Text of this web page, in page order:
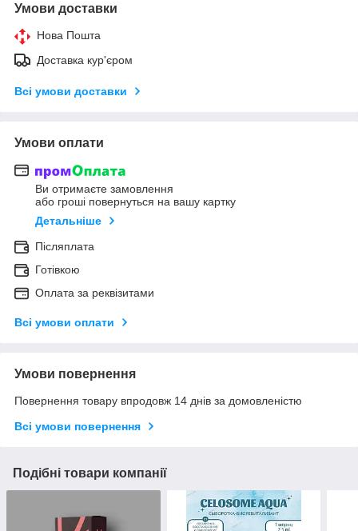
Умови доставки
Нова Пошта
Доставка кур'єром
Всі умови доставки
Умови оплати
Ви отримаєте замовлення
або гроші повернуться на вашу картку
Детальніше
Післяплата
Готівкою
Оплата за реквізитами
Всі умови оплати
Умови повернення
Повернення товару впродовж 14 днів за домовленістю
Всі умови повернення
Подібні товари компанії